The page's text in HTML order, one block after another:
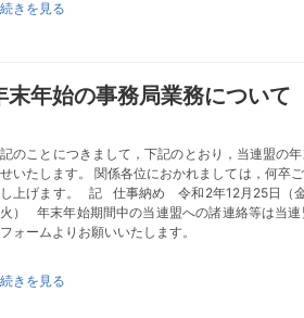
続きを見る
末年始の事務局業務について
のことにつきまして，下記のとおり，当連盟の
いたします。 関係各位におかれましては，何卒
上げます。 記 仕事納め 令和2年12月25日
） 年末年始期間中の当連盟への諸連絡等は当
ォームよりお願いいたします。
続きを見る